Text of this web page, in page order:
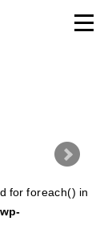
for foreach() in